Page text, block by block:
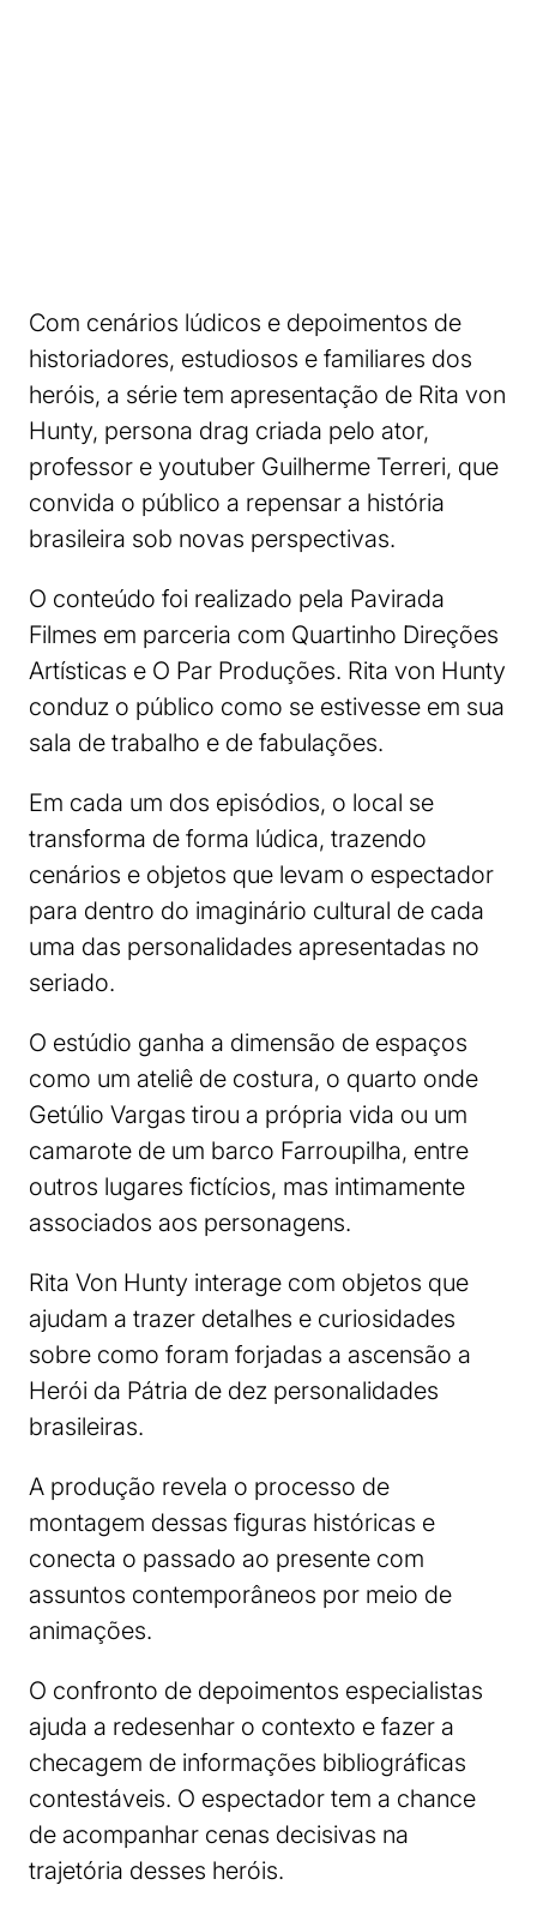
Com cenários lúdicos e depoimentos de
historiadores, estudiosos e familiares dos
heróis, a série tem apresentação de Rita von
Hunty, persona drag criada pelo ator,
professor e youtuber Guilherme Terreri, que
convida o público a repensar a história
brasileira sob novas perspectivas.
O conteúdo foi realizado pela Pavirada
Filmes em parceria com Quartinho Direções
Artísticas e O Par Produções. Rita von Hunty
conduz o público como se estivesse em sua
sala de trabalho e de fabulações.
Em cada um dos episódios, o local se
transforma de forma lúdica, trazendo
cenários e objetos que levam o espectador
para dentro do imaginário cultural de cada
uma das personalidades apresentadas no
seriado.
O estúdio ganha a dimensão de espaços
como um ateliê de costura, o quarto onde
Getúlio Vargas tirou a própria vida ou um
camarote de um barco Farroupilha, entre
outros lugares fictícios, mas intimamente
associados aos personagens.
Rita Von Hunty interage com objetos que
ajudam a trazer detalhes e curiosidades
sobre como foram forjadas a ascensão a
Herói da Pátria de dez personalidades
brasileiras.
A produção revela o processo de
montagem dessas figuras históricas e
conecta o passado ao presente com
assuntos contemporâneos por meio de
animações.
O confronto de depoimentos especialistas
ajuda a redesenhar o contexto e fazer a
checagem de informações bibliográficas
contestáveis. O espectador tem a chance
de acompanhar cenas decisivas na
trajetória desses heróis.